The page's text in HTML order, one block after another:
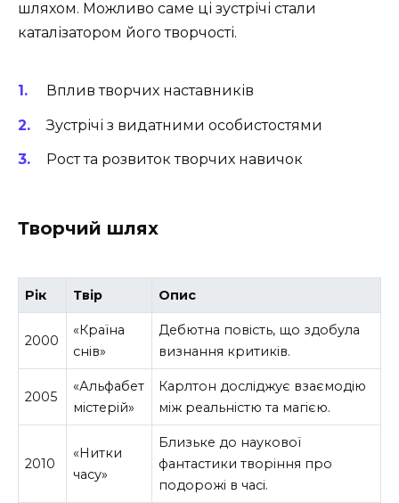
шляхом. Можливо саме ці зустрічі стали
каталізатором його творчості.
Вплив творчих наставників
Зустрічі з видатними особистостями
Рост та розвиток творчих навичок
Творчий шлях
Рік Твір Опис
2000
«Країна
снів»
Дебютна повість, що здобула
визнання критиків.
2005
«Альфабет
містерій»
Карлтон досліджує взаємодію
між реальністю та магією.
2010
«Нитки
часу»
Близьке до наукової
фантастики творіння про
подорожі в часі.